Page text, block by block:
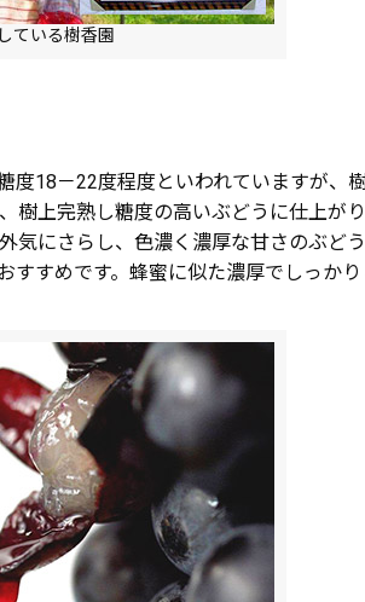
ている樹香園
18－22度程度といわれていますが、
上完熟し糖度の高いぶどうに仕上が
にさらし、色濃く濃厚な甘さのぶど
すめです。蜂蜜に似た濃厚でしっか